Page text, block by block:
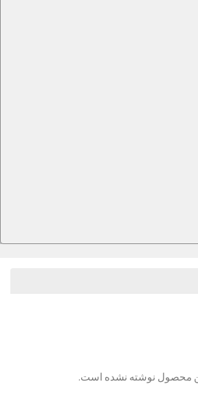
محصول نوشته نشده است.